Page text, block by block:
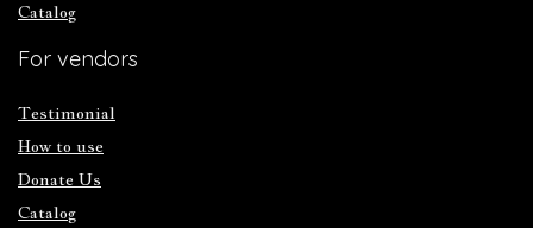
Catalog
For vendors
Testimonial
How to use
Donate Us
Catalog